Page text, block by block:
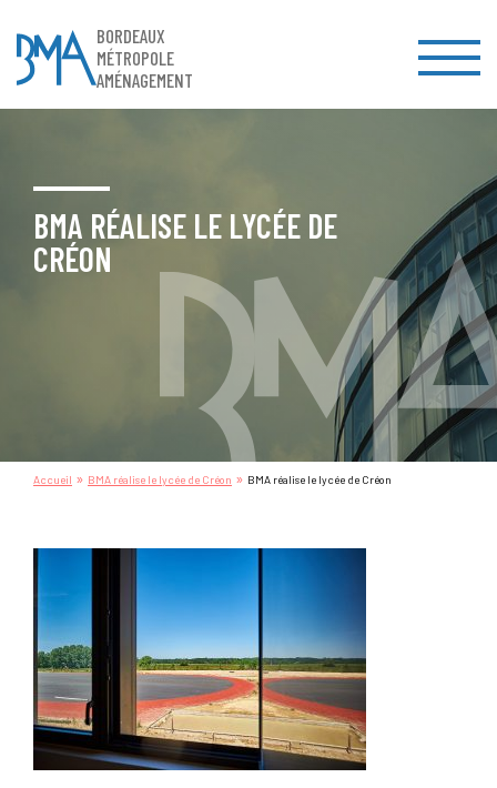
BORDEAUX
MÉTROPOLE
AMÉNAGEMENT
BMA RÉALISE LE LYCÉE DE
CRÉON
Accueil » BMA réalise le lycée de Créon » BMA réalise le lycée de Créon